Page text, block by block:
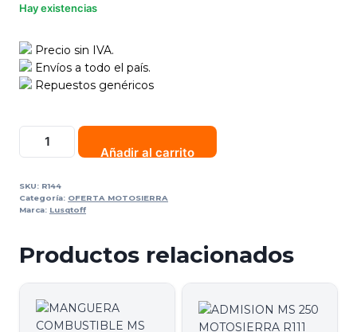
Hay existencias
Precio sin IVA.
Envíos a todo el país.
Repuestos genéricos
Añadir al carrito
SKU: R144
Categoría: OFERTA MOTOSIERRA
Marca: Lusqtoff
Productos relacionados